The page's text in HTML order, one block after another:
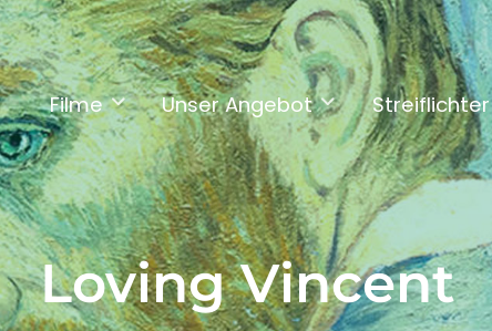
Filme Unser Angebot Streiflichter
Loving Vincent